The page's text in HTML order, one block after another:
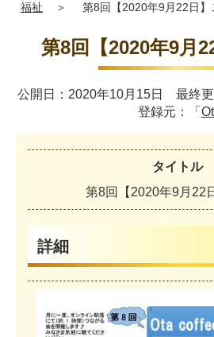
福祉
＞ 第8回【2020年9月22日】
第8回【2020年9月
公開日：2020年10月15日 最終更
登録元：「
タイトル
第8回 【 2020年9月 22
詳細